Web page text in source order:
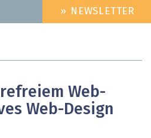
HEADER
MENU
» NEWSLETTER
Web-
Web-Design